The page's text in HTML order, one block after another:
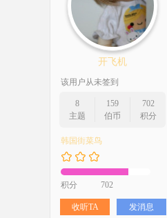
开飞机
该用户从未签到
8
主题
159
伯币
702
积分
韩国街菜鸟
积分 702
收听TA 发消息